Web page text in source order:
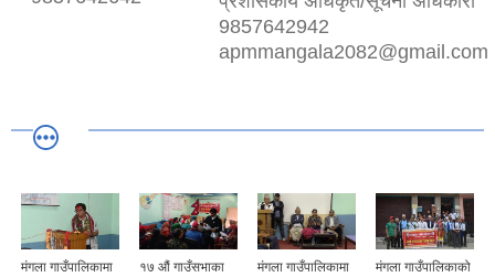
9857642942
apmmangala2082@gmail.com
मंगला गाउँपालिकामा
१७ औं गाउँसभाका
मंगला गाउँपालिकामा
मंगला गाउँपालिकाको